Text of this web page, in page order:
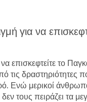
για να
επισκεφτείτε το
τις δραστηριότητες
Ενώ μερικοί
τους πειράζει τα